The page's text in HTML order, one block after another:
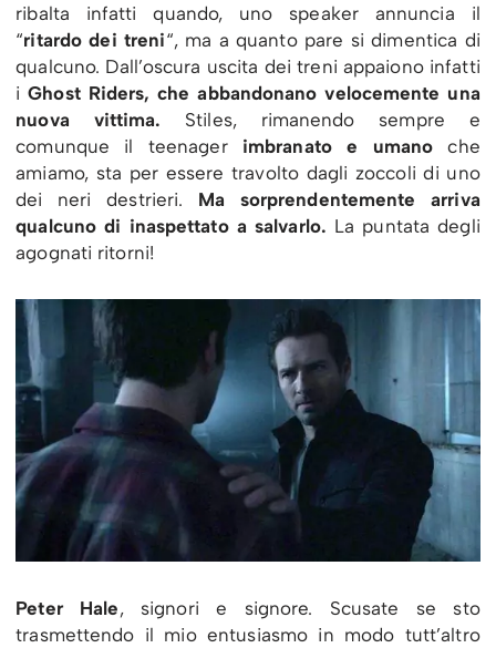
ribalta infatti quando, uno speaker annuncia il
“ritardo dei treni“, ma a quanto pare si dimentica di
qualcuno. Dall’oscura uscita dei treni appaiono infatti
iGhost Riders, che abbandonano velocemente una
nuova vittima. Stiles, rimanendo sempre e
comunque il teenager imbranato e umano che
amiamo, sta per essere travolto dagli zoccoli di uno
dei neri destrieri. Ma sorprendentemente arriva
qualcuno di inaspettato a salvarlo. La puntata degli
agognati ritorni!
Peter Hale, signori e signore. Scusate se sto
trasmettendo il mio entusiasmo in modo tutt’altro